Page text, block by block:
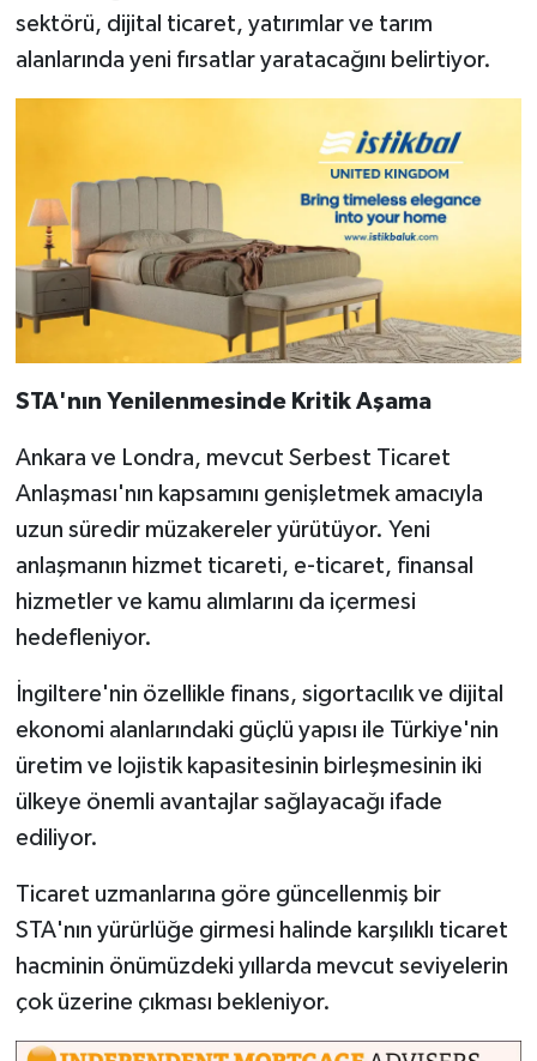
sektörü, dijital ticaret, yatırımlar ve tarım
alanlarında yeni fırsatlar yaratacağını belirtiyor.
STA'nın Yenilenmesinde Kritik Aşama
Ankara ve Londra, mevcut Serbest Ticaret
Anlaşması'nın kapsamını genişletmek amacıyla
uzun süredir müzakereler yürütüyor. Yeni
anlaşmanın hizmet ticareti, e-ticaret, finansal
hizmetler ve kamu alımlarını da içermesi
hedefleniyor.
İngiltere'nin özellikle finans, sigortacılık ve dijital
ekonomi alanlarındaki güçlü yapısı ile Türkiye'nin
üretim ve lojistik kapasitesinin birleşmesinin iki
ülkeye önemli avantajlar sağlayacağı ifade
ediliyor.
Ticaret uzmanlarına göre güncellenmiş bir
STA'nın yürürlüğe girmesi halinde karşılıklı ticaret
hacminin önümüzdeki yıllarda mevcut seviyelerin
çok üzerine çıkması bekleniyor.